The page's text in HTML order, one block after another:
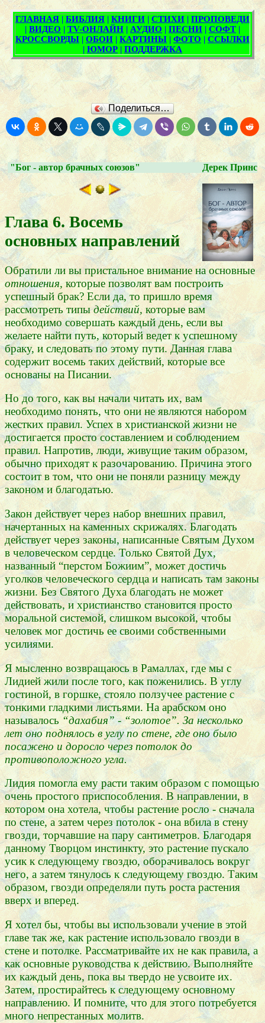
Поделиться…
"Бог - автор брачных союзов" Дерек Принс
Глава 6. Восемь
основных направлений
Обратили ли вы пристальное внимание на основные
отношения,которые позволят вам построить
успешный брак? Если да, то пришло время
рассмотреть типыдействий, которые вам
необходимо совершать каждый день, если вы
желаете найти путь, который ведет к успешному
браку, и следовать по этому пути. Данная глава
содержит восемь таких действий, которые все
основаны на Писании.
Но до того, как вы начали читать их, вам
необходимо понять, что они не являются набором
жестких правил. Успех в христианской жизни не
достигается просто составлением и соблюдением
правил. Напротив, люди, живущие таким образом,
обычно приходят к разочарованию. Причина этого
состоит в том, что они не поняли разницу между
законом и благодатью.
Закон действует через набор внешних правил,
начертанных на каменных скрижалях. Благодать
действует через законы, написанные Святым Духом
в человеческом сердце. Только Святой Дух,
названный “перстом Божиим”, может достичь
уголков человеческого сердца и написать там законы
жизни. Без Святого Духа благодать не может
действовать, и христианство становится просто
моральной системой, слишком высокой, чтобы
человек мог достичь ее своими собственными
усилиями.
Я мысленно возвращаюсь в Рамаллах, где мы с
Лидией жили после того, как поженились. В углу
гостиной, в горшке, стояло ползучее растение с
тонкими гладкими листьями. На арабском оно
называлось “дахабия” - “золотое”. За несколько
лет оно поднялось в углу по стене, где оно было
посажено и доросло через потолок до
противоположного угла.
Лидия помогла ему расти таким образом с помощью
очень простого приспособления. В направлении, в
котором она хотела, чтобы растение росло - сначала
по стене, а затем через потолок - она вбила в стену
гвозди, торчавшие на пару сантиметров. Благодаря
данному Творцом инстинкту, это растение пускало
усик к следующему гвоздю, оборачивалось вокруг
него, а затем тянулось к следующему гвоздю. Таким
образом, гвозди определяли путь роста растения
вверх и вперед.
Я хотел бы, чтобы вы использовали учение в этой
главе так же, как растение использовало гвозди в
стене и потолке. Рассматривайте их не как правила, а
как основные руководства к действию. Выполняйте
их каждый день, пока вы твердо не усвоите их.
Затем, простирайтесь к следующему основному
направлению. И помните, что для этого потребуется
много непрестанных молитв.